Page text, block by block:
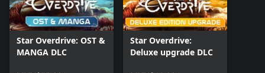
Star Overdrive: OST &
MANGA DLC
Star Overdrive:
Deluxe upgrade DLC